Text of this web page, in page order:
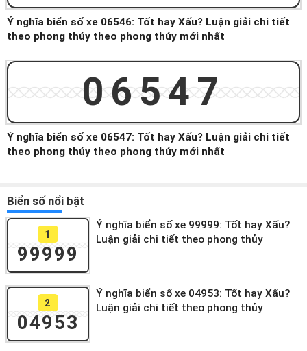
Ý nghĩa biển số xe 06546: Tốt hay Xấu? Luận giải chi tiết
theo phong thủy theo phong thủy mới nhất
06547
Ý nghĩa biển số xe 06547: Tốt hay Xấu? Luận giải chi tiết
theo phong thủy theo phong thủy mới nhất
Biển số nổi bật
1
99999
Ý nghĩa biển số xe 99999: Tốt hay Xấu?
Luận giải chi tiết theo phong thủy
2
04953
Ý nghĩa biển số xe 04953: Tốt hay Xấu?
Luận giải chi tiết theo phong thủy